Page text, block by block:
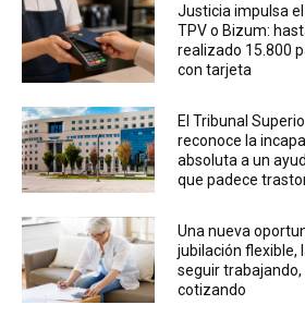
Justicia impulsa
TPV o Bizum:
realizado 15.800
con tarjeta
El Tribunal
reconoce la
absoluta a un
que padece
Una nueva
jubilación flexible,
seguir
cotizando